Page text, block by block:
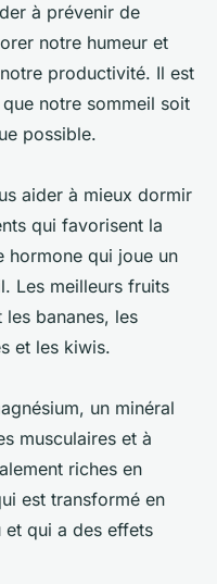
à prévenir de
notre humeur et
productivité. Il est
notre sommeil soit
possible.
aider à mieux dormir
qui favorisent la
hormone qui joue un
Les meilleurs fruits
bananes, les
et les kiwis.
un minéral
musculaires et à
riches en
est transformé en
et qui a des effets